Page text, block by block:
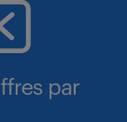
par